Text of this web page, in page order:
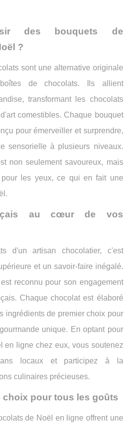
des bouquets de
?
sont une alternative originale
de chocolats. Ils allient
transformant les chocolats
comestibles. Chaque bouquet
pour émerveiller et surprendre,
sensorielle à plusieurs niveaux.
non seulement savoureux, mais
les yeux, ce qui en fait une
au cœur de vos
d'un artisan chocolatier, c'est
et un savoir-faire inégalé.
reconnu pour son engagement
Chaque chocolat est élaboré
ingrédients de premier choix pour
unique. En optant pour
en ligne chez eux, vous soutenez
locaux et participez à la
culinaires précieuses.
choix pour tous les goûts
de Noël en ligne offrent une